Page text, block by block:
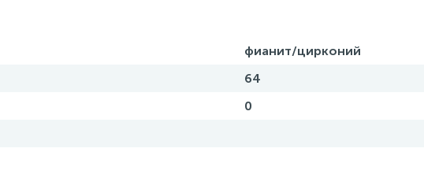
фианит/цирконий
64
0